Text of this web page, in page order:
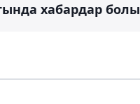
хабардар